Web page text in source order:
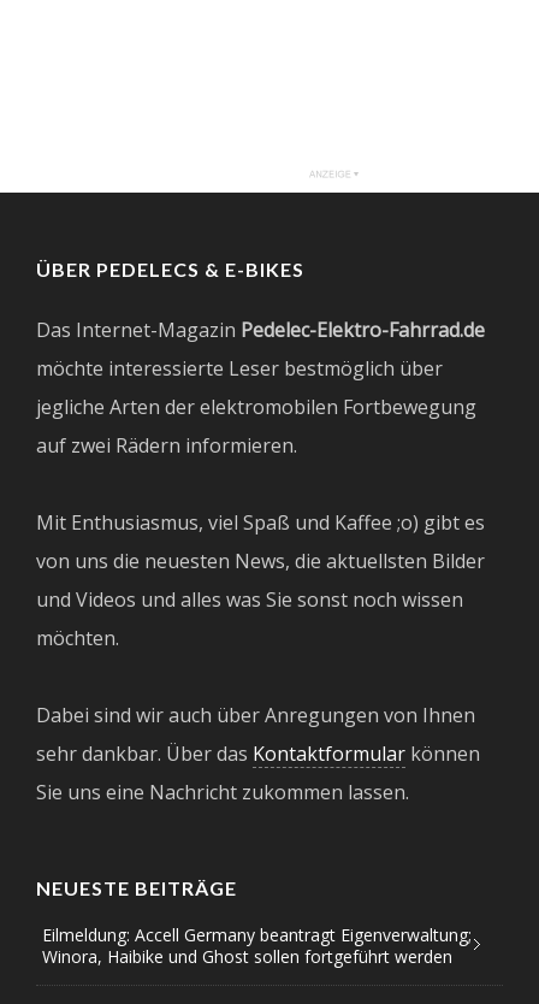
ÜBER PEDELECS & E-BIKES
Das Internet-Magazin Pedelec-Elektro-Fahrrad.de
möchte interessierte Leser bestmöglich über
jegliche Arten der elektromobilen Fortbewegung
auf zwei Rädern informieren.
Mit Enthusiasmus, viel Spaß und Kaffee ;o) gibt es
von uns die neuesten News, die aktuellsten Bilder
und Videos und alles was Sie sonst noch wissen
möchten.
Dabei sind wir auch über Anregungen von Ihnen
sehr dankbar. Über das Kontaktformular können
Sie uns eine Nachricht zukommen lassen.
NEUESTE BEITRÄGE
Eilmeldung: Accell Germany beantragt Eigenverwaltung;
Winora, Haibike und Ghost sollen fortgeführt werden